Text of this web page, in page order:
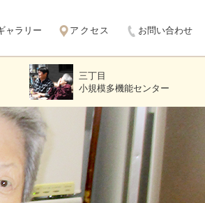
ャラリー アクセス お問い合わせ
三丁目
小規模多機能センター